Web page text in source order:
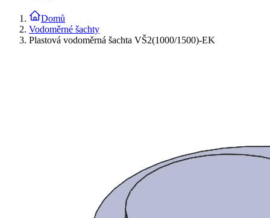
Domů
Vodoměrné šachty
Plastová vodoměrná šachta VŠ2(1000/1500)-EK